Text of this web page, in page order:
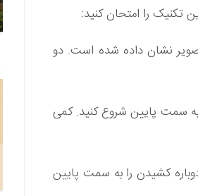
تکنیک را امتحان کنید:
نشان داده‌ شده است. دو
سمت پایین شروع کنید. کمی
کشیدن را به سمت پایین